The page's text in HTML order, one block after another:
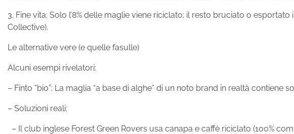
3. Fine vita: Solo l’8% delle maglie viene riciclato; il resto bruciato o
Collective).
Le alternative vere (e quelle fasulle)
Alcuni esempi rivelatori:
– Finto “bio”: La maglia “a base di alghe” di un noto brand in realtà contiene
– Soluzioni reali:
– Il club inglese Forest Green Rovers usa canapa e caffè riciclato (100%